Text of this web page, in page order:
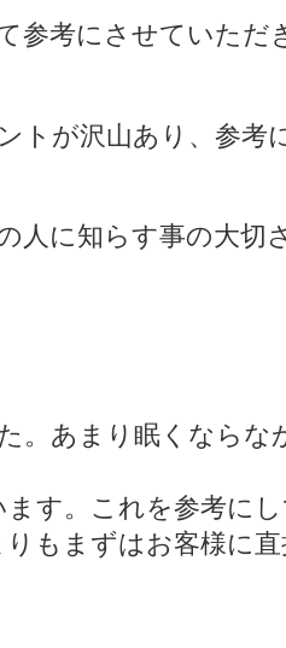
参考にさせていただ
トが沢山あり、参考
人に知らす事の大切
。あまり眠くならな
ます。これを参考に
もまずはお客様に